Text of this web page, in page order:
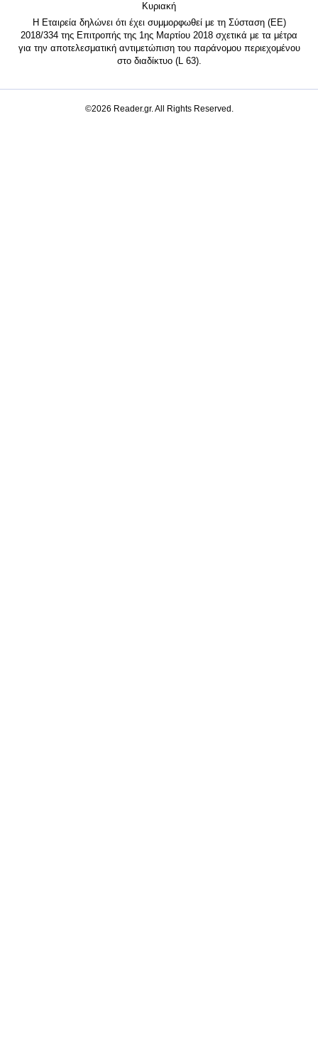
Κυριακή
Η Εταιρεία δηλώνει ότι έχει συμμορφωθεί με τη Σύσταση (ΕΕ)
2018/334 της Επιτροπής της 1ης Μαρτίου 2018 σχετικά με τα μέτρα
για την αποτελεσματική αντιμετώπιση του παράνομου περιεχομένου
στο διαδίκτυο (L 63).
©2026 Reader.gr. All Rights Reserved.